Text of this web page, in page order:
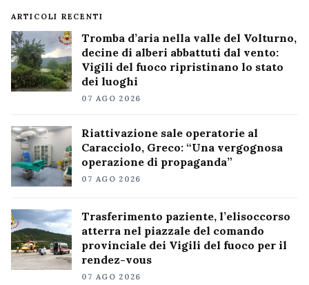
ARTICOLI RECENTI
Tromba d’aria nella valle del Volturno,
decine di alberi abbattuti dal vento:
Vigili del fuoco ripristinano lo stato
dei luoghi
07 AGO 2026
Riattivazione sale operatorie al
Caracciolo, Greco: “Una vergognosa
operazione di propaganda”
07 AGO 2026
Trasferimento paziente, l’elisoccorso
atterra nel piazzale del comando
provinciale dei Vigili del fuoco per il
rendez-vous
07 AGO 2026